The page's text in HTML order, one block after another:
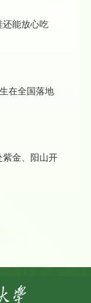
还能放心吃
在全国落地
紫金、阳山开